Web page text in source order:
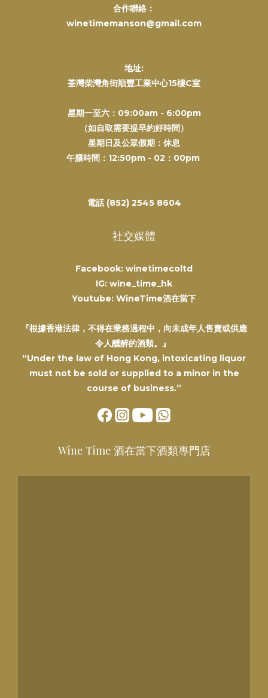
合作聯絡：
winetimemanson@gmail.com
地址:
荃灣柴灣角街順豐工業中心15樓C室
星期一至六：09:00am - 6:00pm
（如自取需要提早約好時間）
星期日及公眾假期：休息
午膳時間：12:50pm - 02：00pm
電話 (852) 2545 8604
社交媒體
Facebook: winetimecoltd
IG: wine_time_hk
Youtube: WineTime酒在當下
『根據香港法律，不得在業務過程中，向未成年人售賣或供應
令人醺醉的酒類。』
“Under the law of Hong Kong, intoxicating liquor
must not be sold or supplied to a minor in the
course of business.”
Wine Time 酒在當下酒類專門店